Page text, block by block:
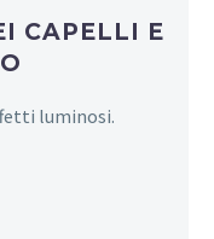
CAPELLI E
luminosi.